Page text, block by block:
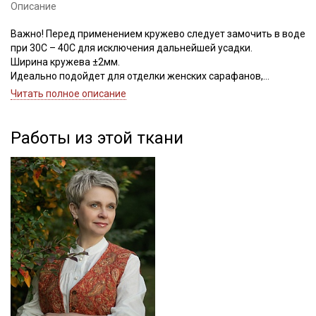
Описание
Важно! Перед применением кружево следует замочить в воде
при 30С – 40С для исключения дальнейшей усадки.
Ширина кружева ±2мм.
Идеально подойдет для отделки женских сарафанов,
платьев, юбок, рукавов.
творческих работ в различных техниках.
Цветопередача может отличаться от оригинального цвета в
зависимости от настроек вашего монитора и в зависимости от
партии тон кружева может отличаться.
Читать полное описание
Работы из этой ткани